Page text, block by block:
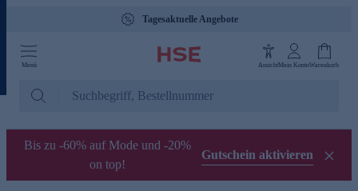
Tagesaktuelle Angebote
Menü AnsichtMein KontoWarenkorb
Bis zu -60% auf Mode und -20%
on top!
Gutschein aktivieren